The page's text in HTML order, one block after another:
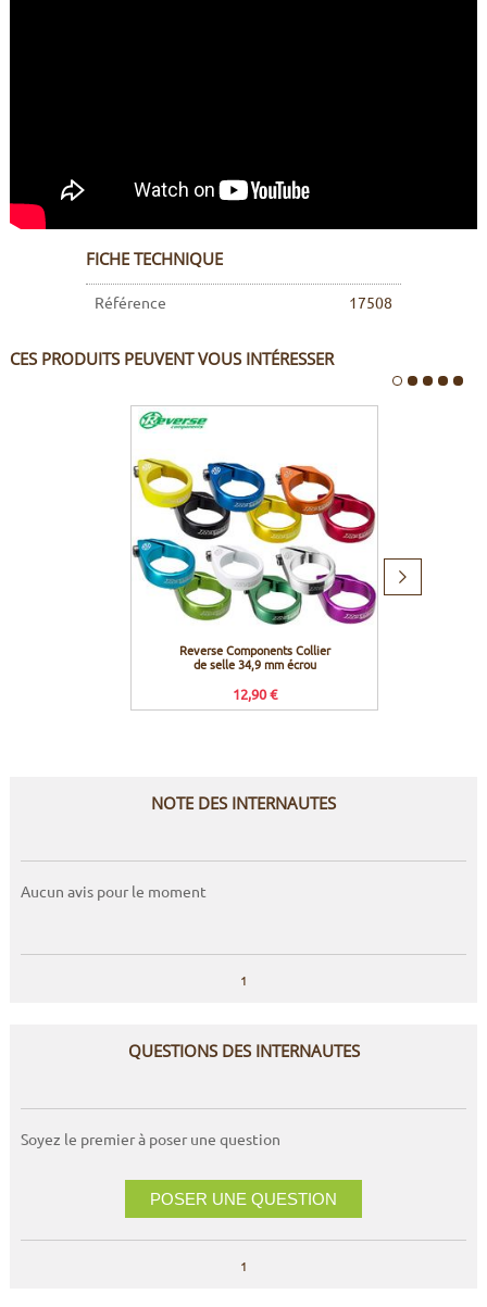
FICHE TECHNIQUE
Référence 17508
CES PRODUITS PEUVENT VOUS INTÉRESSER
Reverse Components Collier
de selle 34,9 mm écrou
12,90 €
Produit
NOTE DES INTERNAUTES
Aucun avis pour le moment
1
QUESTIONS DES INTERNAUTES
Soyez le premier à poser une question
POSER UNE QUESTION
1